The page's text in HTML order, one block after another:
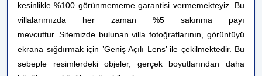
kesinlikle %100 görünmememe garantisi vermemekteyiz. Bu
villalarımızda her zaman %5 sakınma payı
mevcuttur. Sitemizde bulunan villa fotoğraflarının, görüntüyü
ekrana sığdırmak için ’Geniş Açılı Lens’ ile çekilmektedir. Bu
sebeple resimlerdeki objeler, gerçek boyutlarından daha